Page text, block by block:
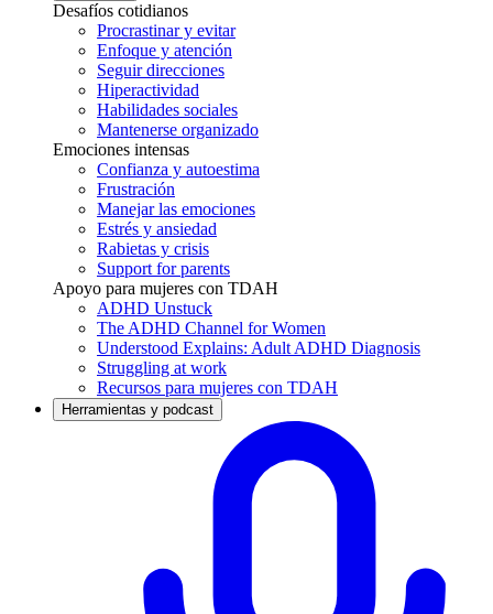
Desafíos cotidianos
Procrastinar y evitar
Enfoque y atención
Seguir direcciones
Hiperactividad
Habilidades sociales
Mantenerse organizado
Emociones intensas
Confianza y autoestima
Frustración
Manejar las emociones
Estrés y ansiedad
Rabietas y crisis
Support for parents
Apoyo para mujeres con TDAH
ADHD Unstuck
The ADHD Channel for Women
Understood Explains: Adult ADHD Diagnosis
Struggling at work
Recursos para mujeres con TDAH
Herramientas y podcast